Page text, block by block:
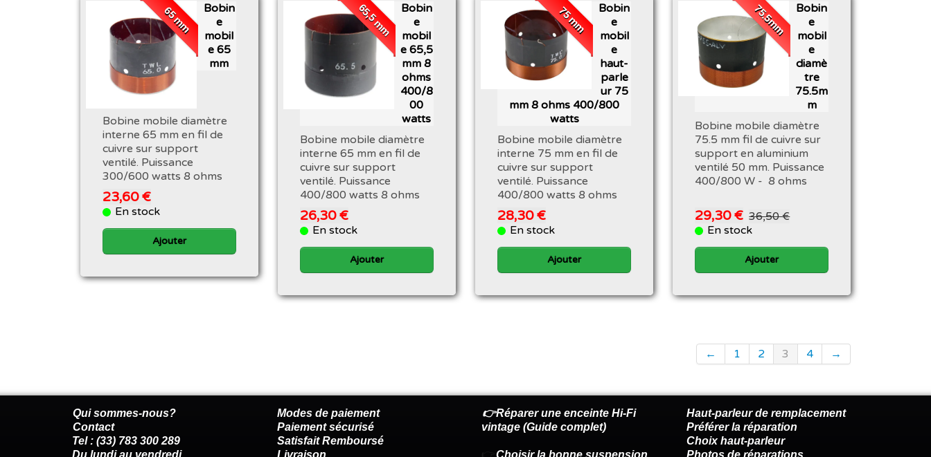
65 mm
Bobin
e
mobil
e 65
mm
Bobine mobile diamètre
interne 65 mm en fil de
cuivre sur support
ventilé. Puissance
300/600 watts 8 ohms
23,60 €
En stock
Ajouter
65,5 mm
Bobin
e
mobil
e 65,5
mm 8
ohms
400/8
00
watts
Bobine mobile diamètre
interne 65 mm en fil de
cuivre sur support
ventilé. Puissance
400/800 watts 8 ohms
26,30 €
En stock
Ajouter
75 mm
Bobin
e
mobil
e
haut-
parle
ur 75
mm 8 ohms 400/800
watts
Bobine mobile diamètre
interne 75 mm en fil de
cuivre sur support
ventilé. Puissance
400/800 watts 8 ohms
28,30 €
En stock
Ajouter
75.5mm
Bobin
e
mobil
e
diamè
tre
75.5m
m
Bobine mobile diamètre
75.5 mm fil de cuivre sur
support en aluminium
ventilé 50 mm. Puissance
400/800 W - 8 ohms
29,30 € 36,50 €
En stock
Ajouter
← 1 2 3 4 →
Qui sommes-nous?
Contact
Tel : (33) 783 300 289
Du lundi au vendredi
Modes de paiement
Paiement sécurisé
Satisfait Remboursé
Livraison
👉Réparer une enceinte Hi-Fi
vintage (Guide complet)
👉 Choisir la bonne suspension
Haut-parleur de remplacement
Préférer la réparation
Choix haut-parleur
Photos de réparations